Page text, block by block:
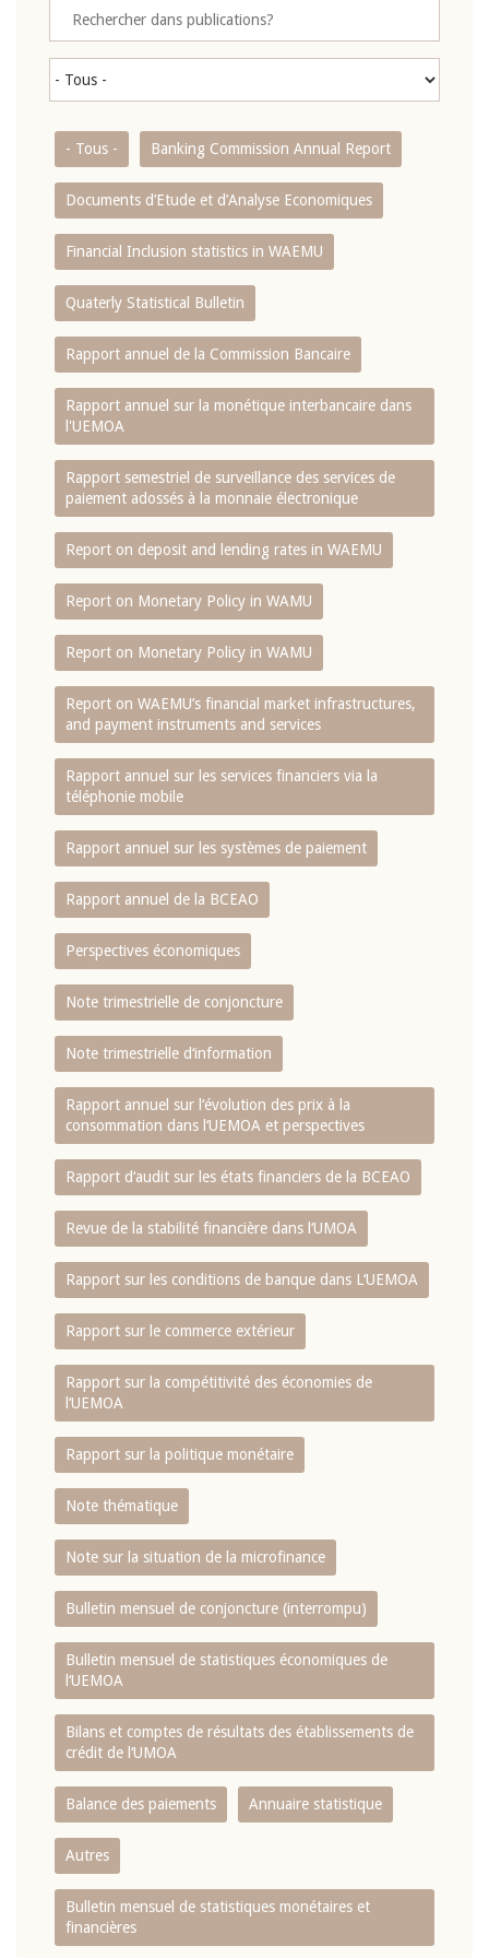
- Tous - Banking Commission Annual Report
Documents d’Etude et d’Analyse Economiques
Financial Inclusion statistics in WAEMU
Quaterly Statistical Bulletin
Rapport annuel de la Commission Bancaire
Rapport annuel sur la monétique interbancaire dans
l'UEMOA
Rapport semestriel de surveillance des services de
paiement adossés à la monnaie électronique
Report on deposit and lending rates in WAEMU
Report on Monetary Policy in WAMU
Report on Monetary Policy in WAMU
Report on WAEMU’s financial market infrastructures,
and payment instruments and services
Rapport annuel sur les services financiers via la
téléphonie mobile
Rapport annuel sur les systèmes de paiement
Rapport annuel de la BCEAO
Perspectives économiques
Note trimestrielle de conjoncture
Note trimestrielle d‘information
Rapport annuel sur l‘évolution des prix à la
consommation dans l‘UEMOA et perspectives
Rapport d‘audit sur les états financiers de la BCEAO
Revue de la stabilité financière dans l‘UMOA
Rapport sur les conditions de banque dans L‘UEMOA
Rapport sur le commerce extérieur
Rapport sur la compétitivité des économies de
l‘UEMOA
Rapport sur la politique monétaire
Note thématique
Note sur la situation de la microfinance
Bulletin mensuel de conjoncture (interrompu)
Bulletin mensuel de statistiques économiques de
l‘UEMOA
Bilans et comptes de résultats des établissements de
crédit de l‘UMOA
Balance des paiements Annuaire statistique
Autres
Bulletin mensuel de statistiques monétaires et
financières